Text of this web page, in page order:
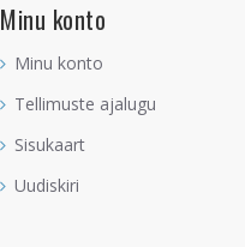
Minu konto
Minu konto
Tellimuste ajalugu
Sisukaart
Uudiskiri